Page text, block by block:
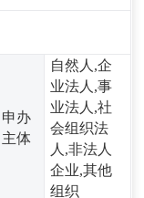
申办
主体
自然人,企
业法人,事
业法人,社
会组织法
人,非法人
企业,其他
组织